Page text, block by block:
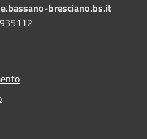
bresciano.bs.it